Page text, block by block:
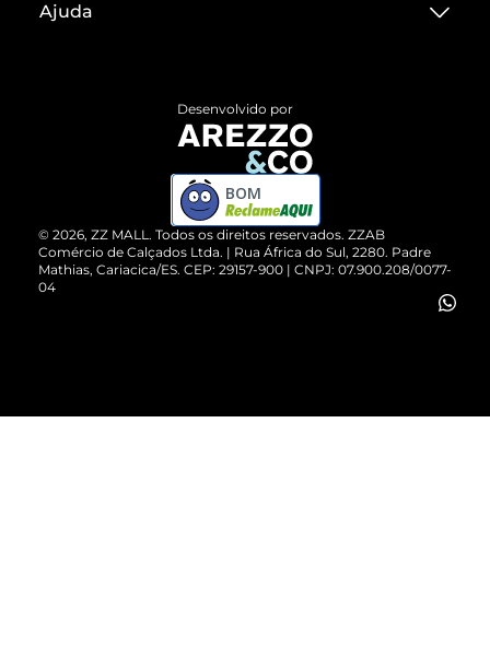
Termos de Uso
ZZ MALL é confiável
Cartão Presente
Vendas Corporativas
Ajuda
Devolução do Produto
Compre pelo WhatsApp
© 2026, ZZ MALL. Todos os direitos reservados. ZZAB
Comércio de Calçados Ltda. | Rua África do Sul, 2280. Padre
Mathias, Cariacica/ES. CEP: 29157-900 | CNPJ: 07.900.208/0077-
04
Desenvolvido por
BOM